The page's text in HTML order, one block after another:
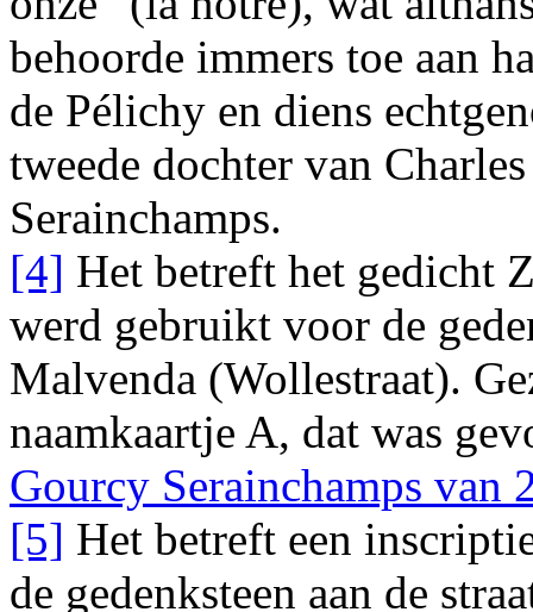
behoorde immers toe aan
de Pélichy en diens
tweede dochter van
Serainchamps.
[4] Het betreft het gedicht
werd gebruikt voor de
Malvenda (Wollestraat).
naamkaartje A, dat was
Gourcy Serainchamps van
[5] Het betreft een
de gedenksteen aan de